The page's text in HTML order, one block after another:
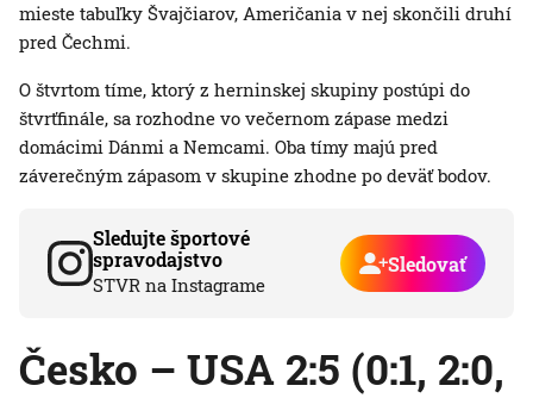
mieste tabuľky Švajčiarov, Američania v nej skončili druhí
pred Čechmi.
O štvrtom tíme, ktorý z herninskej skupiny postúpi do
štvrťfinále, sa rozhodne vo večernom zápase medzi
domácimi Dánmi a Nemcami. Oba tímy majú pred
záverečným zápasom v skupine zhodne po deväť bodov.
Sledujte športové
spravodajstvo
STVR na Instagrame
Sledovať
Česko – USA 2:5 (0:1, 2:0,